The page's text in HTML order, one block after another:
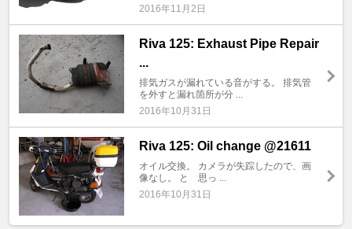
2016年11月2日
Riva 125: Exhaust Pipe Repair
...
排気ガスが漏れている音がする。 排気管
を外すと漏れ箇所が分 ...
2016年10月31日
Riva 125: Oil change @21611
オイル交換。 カメラが失踪したので、画
像なし。 と 思っ ...
2016年10月31日